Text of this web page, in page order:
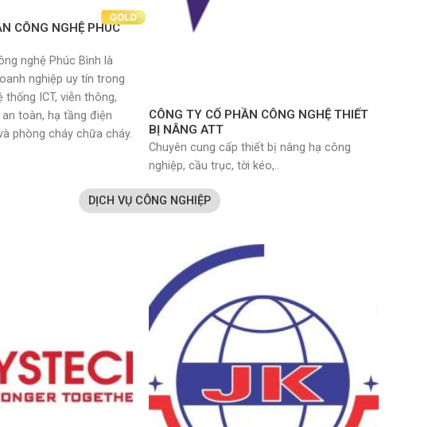
CÔNG NGHỆ PHÚC
nghệ Phúc Bình là
nghiệp uy tín trong
ICT, viễn thông,
toàn, hạ tầng điện
phòng cháy chữa cháy.
CÔNG TY CỔ PHẦN CÔNG NGHỆ THIẾT
BỊ NÂNG ATT
DỊCH VỤ CÔNG NGHIỆP
Chuyên cung cấp thiết bị nâng hạ công
nghiệp, cầu trục, tời kéo,..